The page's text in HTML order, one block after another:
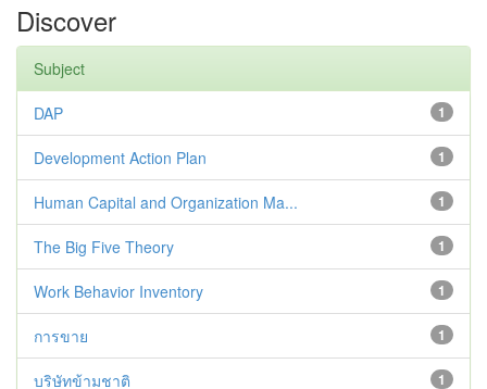
Discover
Subject
1
DAP
1
Development Action Plan
1
Human Capital and Organization Ma...
1
The Big Five Theory
1
Work Behavior Inventory
1
การขาย
1
บริษัทข้ามชาติ